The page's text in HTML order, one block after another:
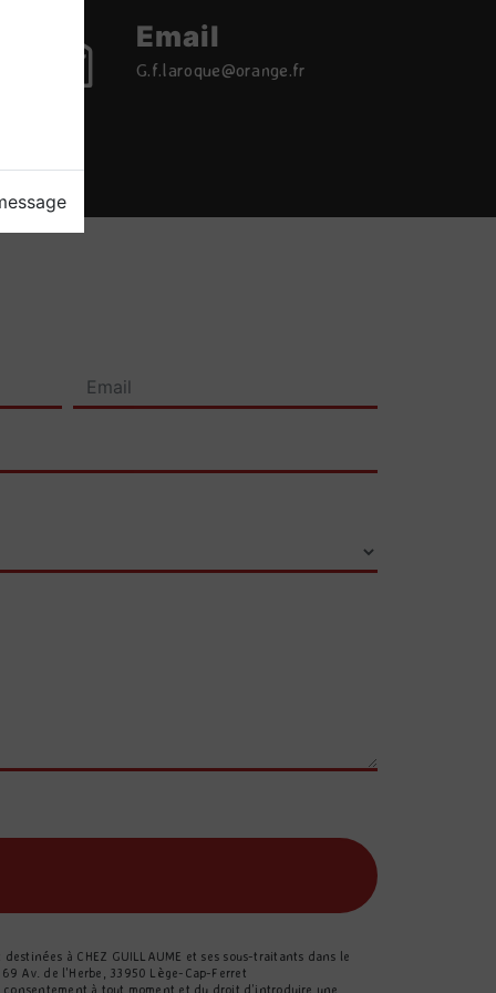
Email
g.f.laroque@orange.fr
à CHEZ GUILLAUME et ses sous-traitants dans le
Av. de l'Herbe, 33950 Lège-Cap-Ferret